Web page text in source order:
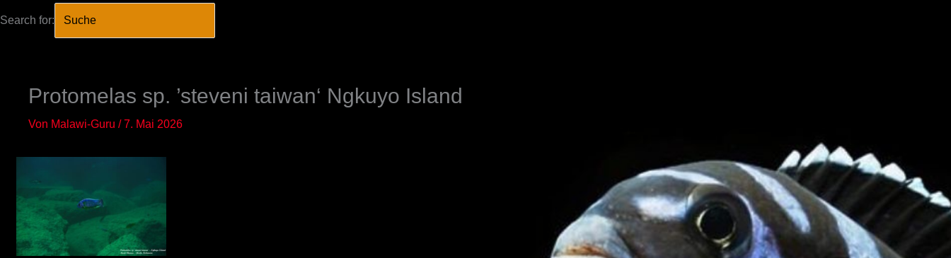
Search for:
Protomelas sp. ’steveni taiwan‘ Ngkuyo Island
Von Malawi-Guru /7. Mai 2026